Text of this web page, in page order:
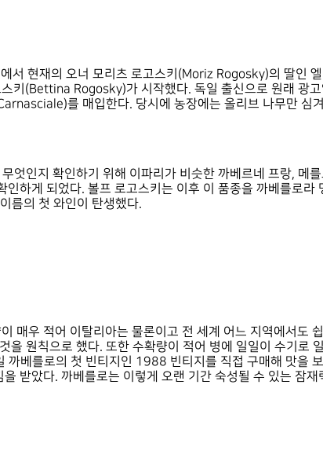
서 현재의 오너 모리츠 로고스키(Moriz Rogosky)의 딸인
키(Bettina Rogosky)가 시작했다. 독일 출신으로 원래 광
를 매입한다. 당시에 농장에는 올리브 나무만
엇인지 확인하기 위해 이파리가 비슷한 까베르네 프랑, 메
하게 되었다. 볼프 로고스키는 이후 이 품종을 까베를로
름의 첫 와인이 탄생했다.
매우 적어 이탈리아는 물론이고 전 세계 어느 지역에서도
원칙으로 했다. 또한 수확량이 적어 병에 일일이 수기로
베를로의 첫 빈티지인 1988 빈티지를 직접 구매해 맛을
받았다. 까베를로는 이렇게 오랜 기간 숙성될 수 있는 잠